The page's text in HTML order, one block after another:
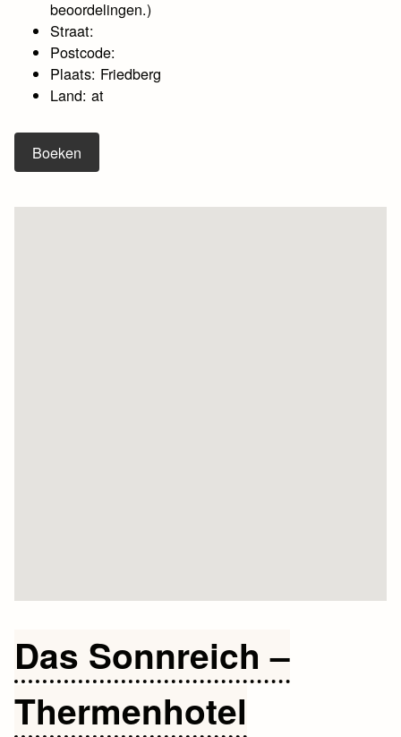
beoordelingen.)
Straat:
Postcode:
Plaats: Friedberg
Land: at
Boeken
Das Sonnreich –
Thermenhotel